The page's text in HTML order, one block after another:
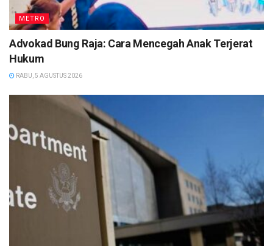
METRO
Advokad Bung Raja: Cara Mencegah Anak Terjerat
Hukum
RABU, 5 AGUSTUS 2026